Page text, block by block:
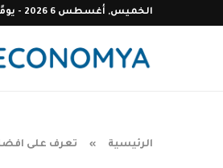
الخميس, أغسطس 6 2026 - يومًا سعيدًا!
الرئيسية » تعرف على افضل